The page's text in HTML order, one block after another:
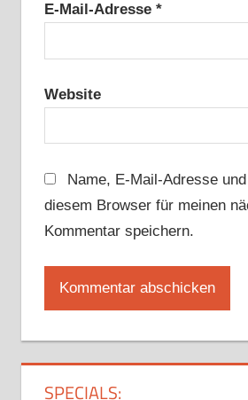
E-Mail-Adresse *
Website
Name, E-Mail-Adresse
diesem Browser für meinen
Kommentar speichern.
SPECIALS: